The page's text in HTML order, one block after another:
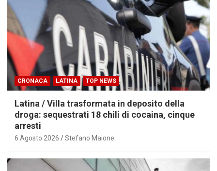
CRONACA LATINA TOP NEWS
Latina / Villa trasformata in deposito della
droga: sequestrati 18 chili di cocaina, cinque
arresti
6 Agosto 2026 Stefano Maione